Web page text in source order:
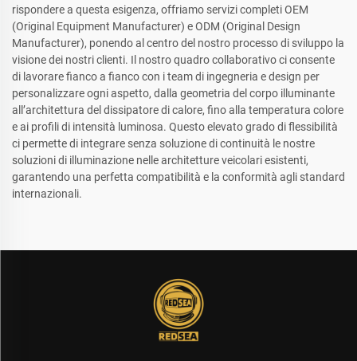
rispondere a questa esigenza, offriamo servizi completi OEM
(Original Equipment Manufacturer) e ODM (Original Design
Manufacturer), ponendo al centro del nostro processo di sviluppo la
visione dei nostri clienti. Il nostro quadro collaborativo ci consente
di lavorare fianco a fianco con i team di ingegneria e design per
personalizzare ogni aspetto, dalla geometria del corpo illuminante
all’architettura del dissipatore di calore, fino alla temperatura colore
e ai profili di intensità luminosa. Questo elevato grado di flessibilità
ci permette di integrare senza soluzione di continuità le nostre
soluzioni di illuminazione nelle architetture veicolari esistenti,
garantendo una perfetta compatibilità e la conformità agli standard
internazionali.